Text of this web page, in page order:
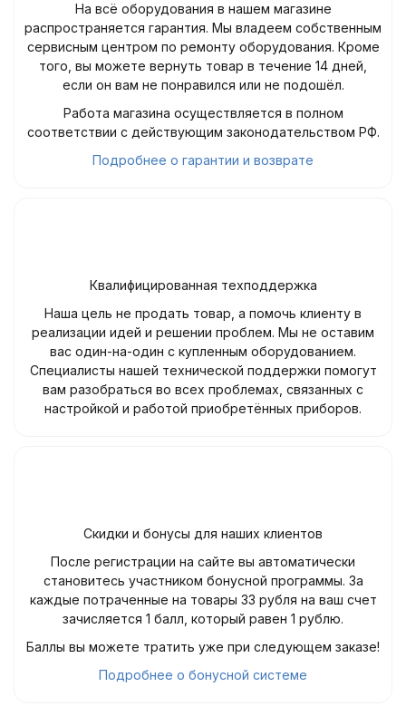
На всё оборудования в нашем магазине
распространяется гарантия. Мы владеем собственным
сервисным центром по ремонту оборудования. Кроме
того, вы можете вернуть товар в течение 14 дней,
если он вам не понравился или не подошёл.
Работа магазина осуществляется в полном
соответствии с действующим законодательством РФ.
Подробнее о гарантии и возврате
Квалифицированная техподдержка
Наша цель не продать товар, а помочь клиенту в
реализации идей и решении проблем. Мы не оставим
вас один-на-один с купленным оборудованием.
Специалисты нашей технической поддержки помогут
вам разобраться во всех проблемах, связанных с
настройкой и работой приобретённых приборов.
Скидки и бонусы для наших клиентов
После регистрации на сайте вы автоматически
становитесь участником бонусной программы. За
каждые потраченные на товары 33 рубля на ваш счет
зачисляется 1 балл, который равен 1 рублю.
Баллы вы можете тратить уже при следующем заказе!
Подробнее о бонусной системе